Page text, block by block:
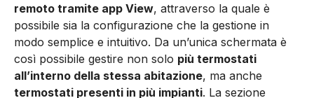
remoto tramite app View, attraverso la quale è
possibile sia la configurazione che la gestione in
modo semplice e intuitivo. Da un’unica schermata è
così possibile gestire non solo più termostati
all’interno della stessa abitazione, ma anche
termostati presenti in più impianti. La sezione